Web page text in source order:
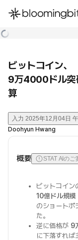
한국어
ビットコイン、
9万4000ドル突
算
入力 2025年12月04日
Doohyun Hwang
概要 STAT AIのご
ビットコイン
10億ドル規模
のショートポ
た。
逆に価格が 9
に下落すれば